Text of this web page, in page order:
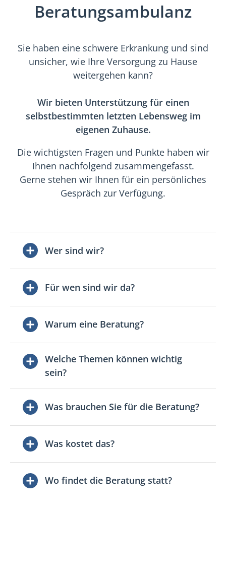
Beratungsambulanz
Sie haben eine schwere Erkrankung und sind
unsicher, wie Ihre Versorgung zu Hause
weitergehen kann?
Wir bieten Unterstützung für einen
selbstbestimmten letzten Lebensweg im
eigenen Zuhause.
Die wichtigsten Fragen und Punkte haben wir
Ihnen nachfolgend zusammengefasst.
Gerne stehen wir Ihnen für ein persönliches
Gespräch zur Verfügung.
Wer sind wir?
Für wen sind wir da?
Warum eine Beratung?
Welche Themen können wichtig
sein?
Was brauchen Sie für die Beratung?
Was kostet das?
Wo findet die Beratung statt?